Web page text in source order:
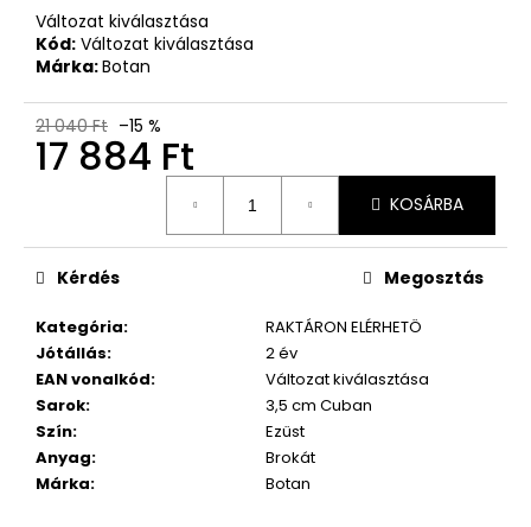
Változat kiválasztása
Kód: Változat kiválasztása
Márka:Botan
21 040 Ft –15 %
17 884 Ft
KOSÁRBA
Kategória:
RAKTÁRON ELÉRHETÖ
Jótállás:
2 év
EAN vonalkód:
Változat kiválasztása
Sarok:
3,5 cm Cuban
Szín:
Ezüst
Anyag:
Brokát
Márka: Botan
Kérdés Megosztás